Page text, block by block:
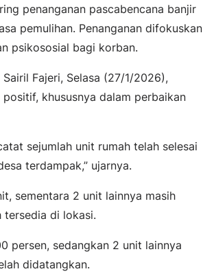
penanganan pascabencana banjir
pemulihan. Penanganan difokuskan
psikososial bagi korban.
Fajeri, Selasa (27/1/2026),
khususnya dalam perbaikan
sejumlah unit rumah telah selesai
terdampak,” ujarnya.
sementara 2 unit lainnya masih
tersedia di lokasi.
persen, sedangkan 2 unit lainnya
didatangkan.